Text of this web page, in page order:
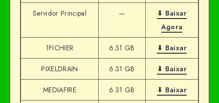
Servidor Principal —
⬇ Baixar
Agora
1FICHIER 6.31 GB ⬇ Baixar
PIXELDRAIN 6.31 GB ⬇ Baixar
MEDIAFIRE 6.31 GB ⬇ Baixar